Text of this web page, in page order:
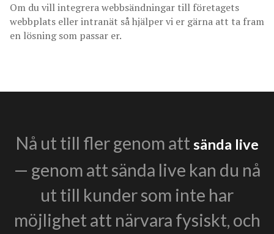
Om du vill integrera webbsändningar till företagets
webbplats eller intranät så hjälper vi er gärna att ta fram
en lösning som passar er.
Nå ut till fler genom att sända live
— genom att sända live kan du nå
ut till kunder som inte har
möjlighet att närvara fysiskt, och